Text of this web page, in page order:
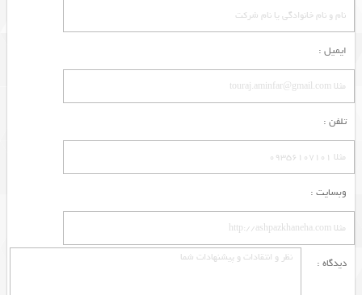
ایمیل :
تلفن :
وبسایت :
دیدگاه :